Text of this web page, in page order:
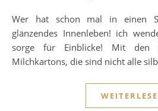
Wer hat schon mal in einen Saftkarton geschaut? –
glänzendes Innenleben! ich
sorge für Einblicke! Mit den
Milchkartons, die sind nicht alle